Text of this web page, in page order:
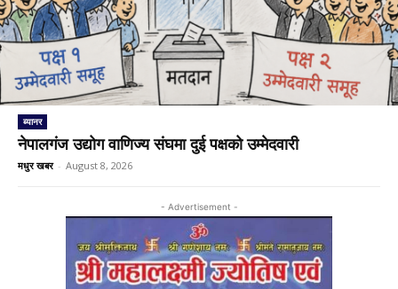
ब्यानर
नेपालगंज उद्योग वाणिज्य संघमा दुई पक्षको उम्मेदवारी
मधुर खबर - August 8, 2026
- Advertisement -